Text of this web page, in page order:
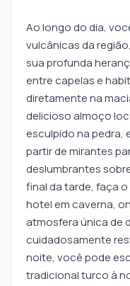
Ao longo do dia,
vulcânicas da
sua profunda
entre capelas e
diretamente na
delicioso almoço
esculpido na pedra,
partir de mirantes
deslumbrantes
final da tarde, faça
hotel em caverna,
atmosfera única de
cuidadosamente
noite, você pode
tradicional turco à